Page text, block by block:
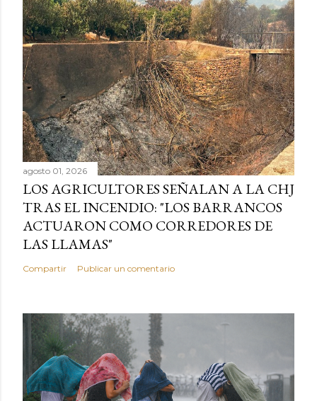
agosto 01, 2026
LOS AGRICULTORES SEÑALAN A LA CHJ
TRAS EL INCENDIO: "LOS BARRANCOS
ACTUARON COMO CORREDORES DE
LAS LLAMAS"
Compartir Publicar un comentario